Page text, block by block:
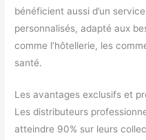
bénéficient aussi d’un
personnalisés, adapté aux
comme l’hôtellerie, les
santé.
Les avantages exclusifs et
Les distributeurs
atteindre 90% sur leurs